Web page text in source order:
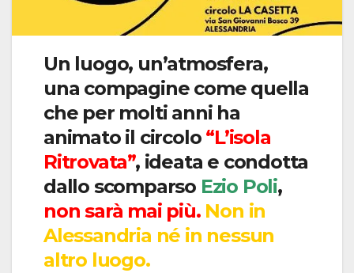
Un luogo, un’atmosfera,
una compagine come quella
che per molti anni ha
animato il circolo “L’isola
Ritrovata”, ideata e condotta
dallo scomparso Ezio Poli,
non sarà mai più. Non in
Alessandria né in nessun
altro luogo.